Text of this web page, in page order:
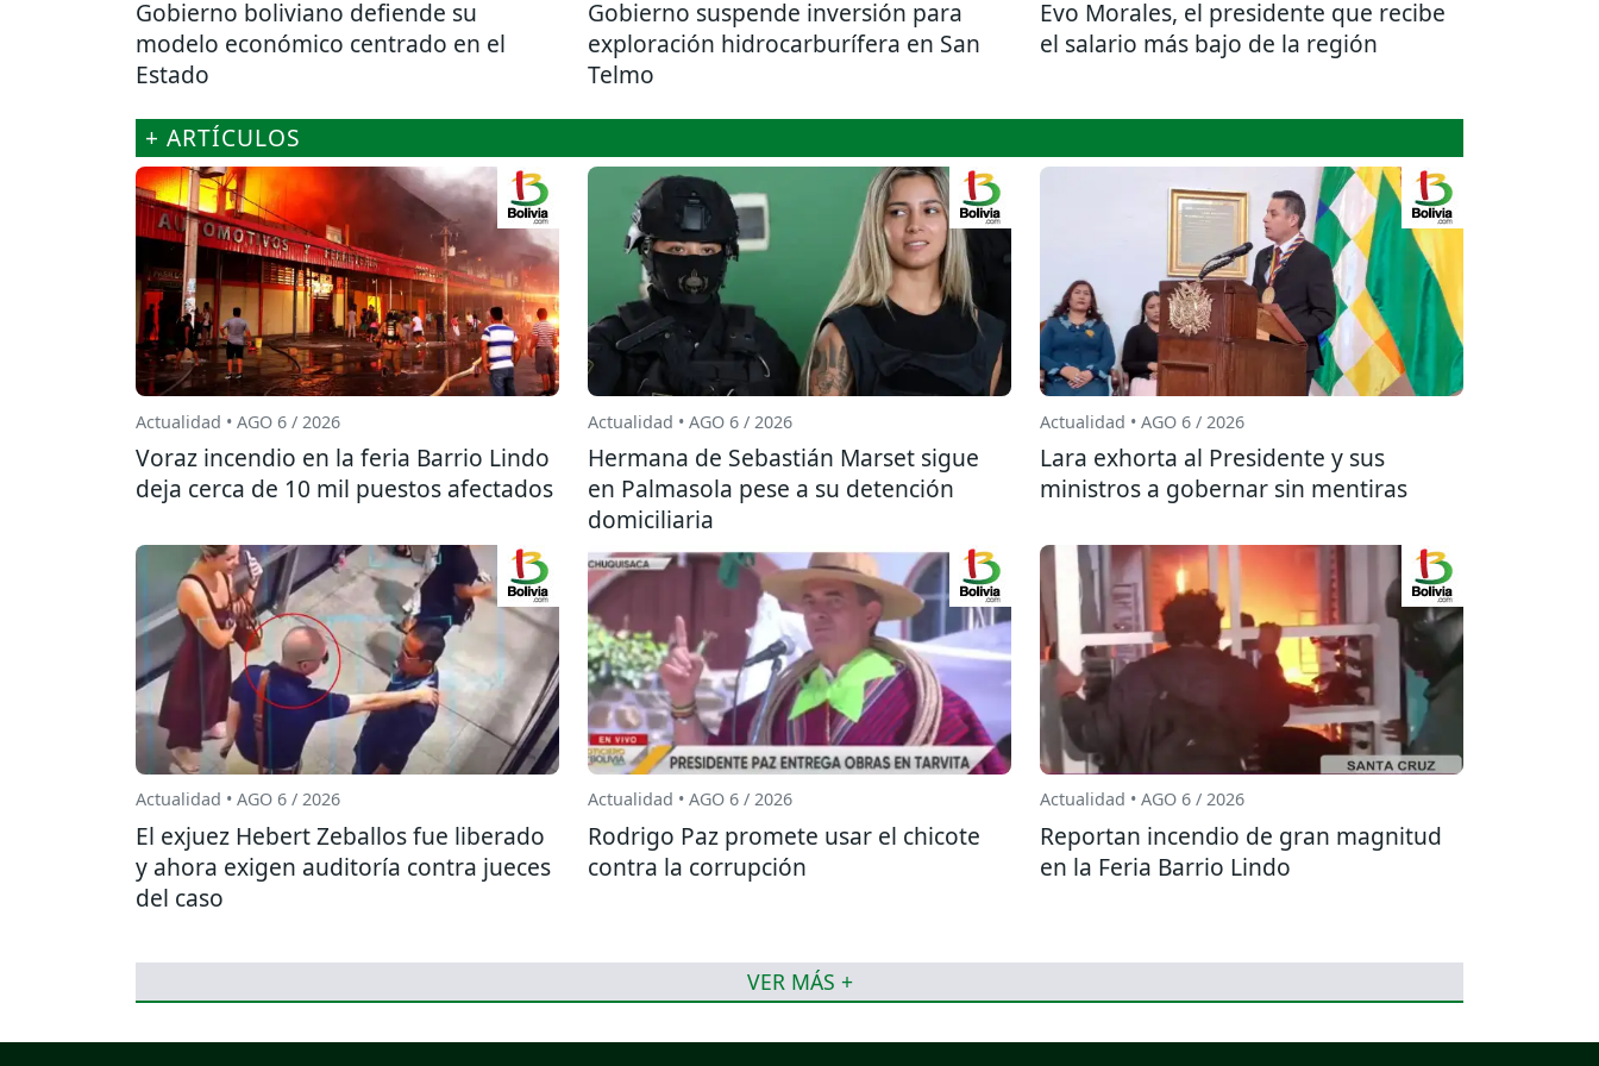
Gobierno boliviano defiende su
modelo económico centrado en el
Estado
Gobierno suspende inversión para
exploración hidrocarburífera en San
Telmo
Evo Morales, el presidente que recibe
el salario más bajo de la región
+ ARTÍCULOS
Actualidad • AGO 6 / 2026
Voraz incendio en la feria Barrio Lindo
deja cerca de 10 mil puestos afectados
Actualidad • AGO 6 / 2026
Hermana de Sebastián Marset sigue
en Palmasola pese a su detención
domiciliaria
Actualidad • AGO 6 / 2026
Lara exhorta al Presidente y sus
ministros a gobernar sin mentiras
Actualidad • AGO 6 / 2026
El exjuez Hebert Zeballos fue liberado
y ahora exigen auditoría contra jueces
del caso
Actualidad • AGO 6 / 2026
Rodrigo Paz promete usar el chicote
contra la corrupción
Actualidad • AGO 6 / 2026
Reportan incendio de gran magnitud
en la Feria Barrio Lindo
VER MÁS +